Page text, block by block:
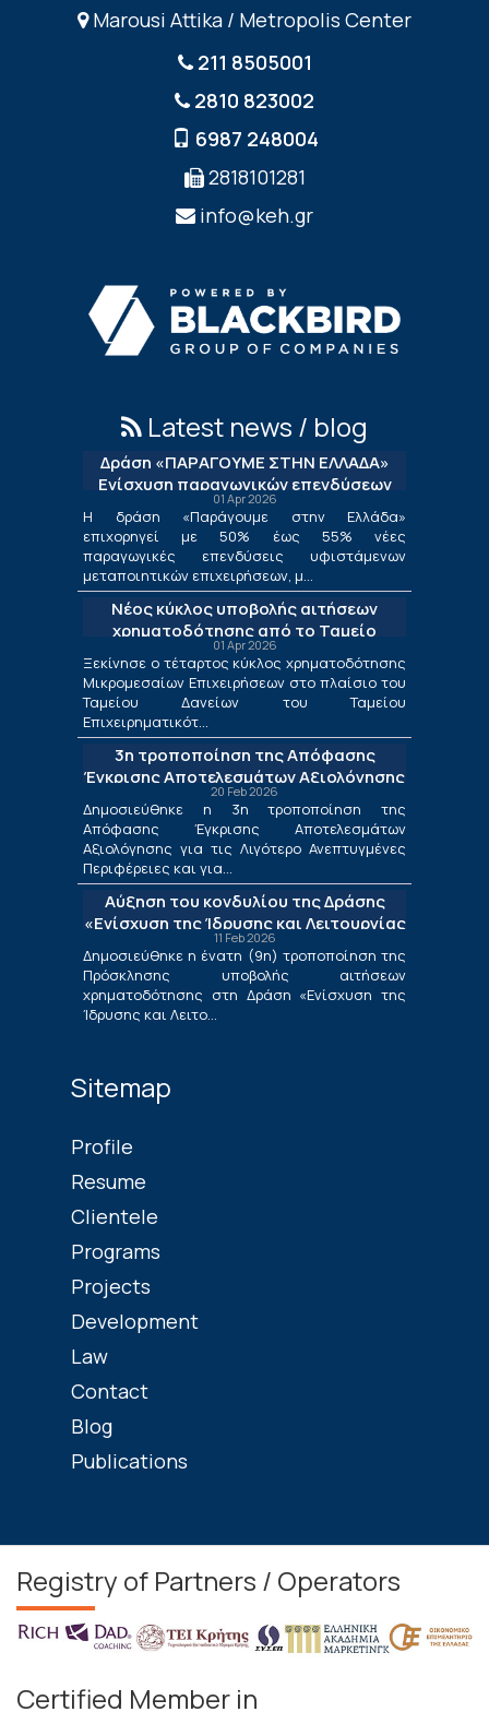
Marousi Attika / Metropolis Center
211 8505001
2810 823002
6987 248004
2818101281
info@keh.gr
Latest news / blog
Δράση «ΠΑΡΑΓΟΥΜΕ ΣΤΗΝ ΕΛΛΑΔΑ»
Ενίσχυση παραγωγικών επενδύσεων
μεταποίησης
01 Apr 2026
Η δράση «Παράγουμε στην Ελλάδα»
επιχορηγεί με 50% έως 55% νέες
παραγωγικές επενδύσεις υφιστάμενων
μεταποιητικών επιχειρήσεων, μ...
Νέος κύκλος υποβολής αιτήσεων
χρηματοδότησης από το Ταμείο
Δανείων του ΤΕΠΙΧ ΙΙΙ
01 Apr 2026
Ξεκίνησε ο τέταρτος κύκλος χρηματοδότησης
Μικρομεσαίων Επιχειρήσεων στο πλαίσιο του
Ταμείου Δανείων του Ταμείου
Επιχειρηματικότ...
3η τροποποίηση της Απόφασης
Έγκρισης Αποτελεσμάτων Αξιολόγησης
για τις Λιγότερο Ανεπτυγμένες
Περιφέρειες και για τις Περιφέρειες
Μετάβασης στο πλαίσιο της Δράσης
«Ενίσχυση της Ίδρυσης και Λειτουργίας
Νέων Μικρομεσαίων Τουριστικών
Επιχειρήσεων»
20 Feb 2026
Δημοσιεύθηκε η 3η τροποποίηση της
Απόφασης Έγκρισης Αποτελεσμάτων
Αξιολόγησης για τις Λιγότερο Ανεπτυγμένες
Περιφέρειες και για...
Αύξηση του κονδυλίου της Δράσης
«Ενίσχυση της Ίδρυσης και Λειτουργίας
Νέων Μικρομεσαίων Τουριστικών
Επιχειρήσεων»
11 Feb 2026
Δημοσιεύθηκε η ένατη (9η) τροποποίηση της
Πρόσκλησης υποβολής αιτήσεων
χρηματοδότησης στη Δράση «Ενίσχυση της
Ίδρυσης και Λειτο...
Sitemap
Profile
Resume
Clientele
Programs
Projects
Development
Law
Contact
Blog
Publications
Registry of Partners / Operators
Certified Member in